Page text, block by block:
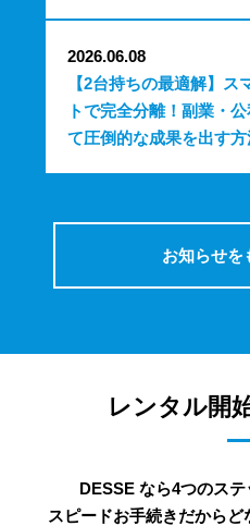
2026.06.08
【2台持ちの最適解】
トで完全分離！副業・
て圧倒的な成果を出す
お知らせを
レンタル開
DESSE なら4つのステ
スピードお手続きだから